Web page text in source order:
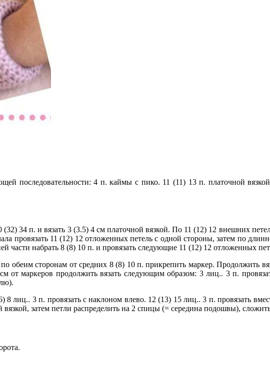
последовательности: 4 п. каймы с пико. 11 (11) 13 п. платочной
34 п. и вязать 3 (3.5) 4 см платочной вязкой. По 11 (12) 12 внешних
провязать 11 (12) 12 отложенных петель с одной стороны, затем по
части набрать 8 (8) 10 п. и провязать следующие 11 (12) 12 отложенных
обеим сторонам от средних 8 (8) 10 п. прикрепить маркер. Продолжить
от маркеров продолжить вязать следующим образом: 3 лиц.. 3 п.
8 лиц.. 3 п. провязать с наклоном влево. 12 (13) 15 лиц.. 3 п. провязать
вязкой, затем петли распределить на 2 спицы (= середина подошвы),